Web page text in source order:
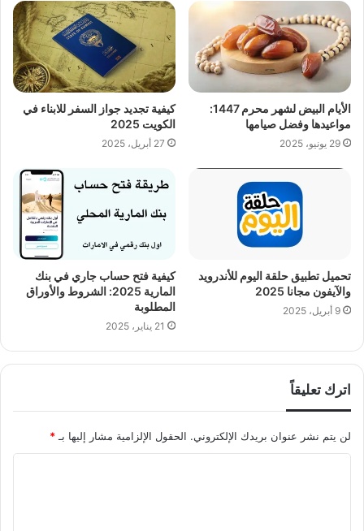
الأيام البيض لشهر محرم 1447:
مواعيدها وفضل صيامها
29 يونيو، 2025
كيفية تجديد جواز السفر للابناء في
الكويت 2025
27 أبريل، 2025
تحميل تطبيق حلقة اليوم للأندرويد
والآيفون مجانا 2025
9 أبريل، 2025
كيفية فتح حساب جاري في بنك
المارية 2025: الشروط والأوراق
المطلوبة
21 يناير، 2025
اترك تعليقاً
لن يتم نشر عنوان بريدك الإلكتروني. الحقول الإلزامية مشار إليها بـ *